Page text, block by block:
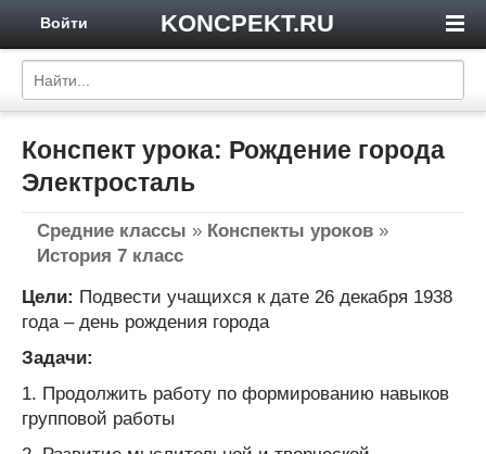
KONCPEKT.RU
Войти
Конспект урока: Рождение города
Электросталь
Средние классы » Конспекты уроков »
История 7 класс
Цели: Подвести учащихся к дате 26 декабря 1938
года – день рождения города
Задачи:
1. Продолжить работу по формированию навыков
групповой работы